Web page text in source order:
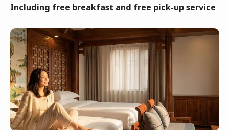
Including free breakfast and free pick-up service